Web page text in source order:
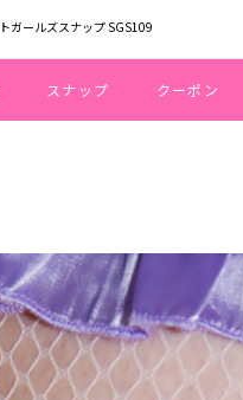
ガールズスナップ SGS109
スナップ クーポン